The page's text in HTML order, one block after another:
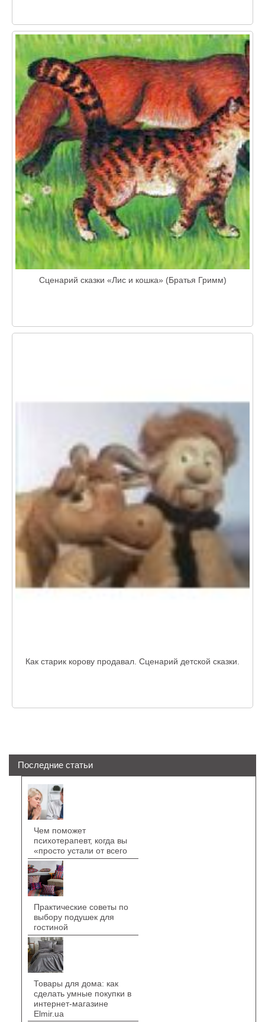
Сценарий сказки «Лис и кошка» (Братья Гримм)
Как старик корову продавал. Сценарий детской сказки.
Последние статьи
Чем поможет
психотерапевт, когда вы
«просто устали от всего
Практические советы по
выбору подушек для
гостиной
Товары для дома: как
сделать умные покупки в
интернет-магазине
Elmir.ua